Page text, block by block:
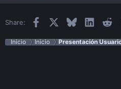
Share: Facebook BlueskyLinkedIn
Inicio Inicio Presentación